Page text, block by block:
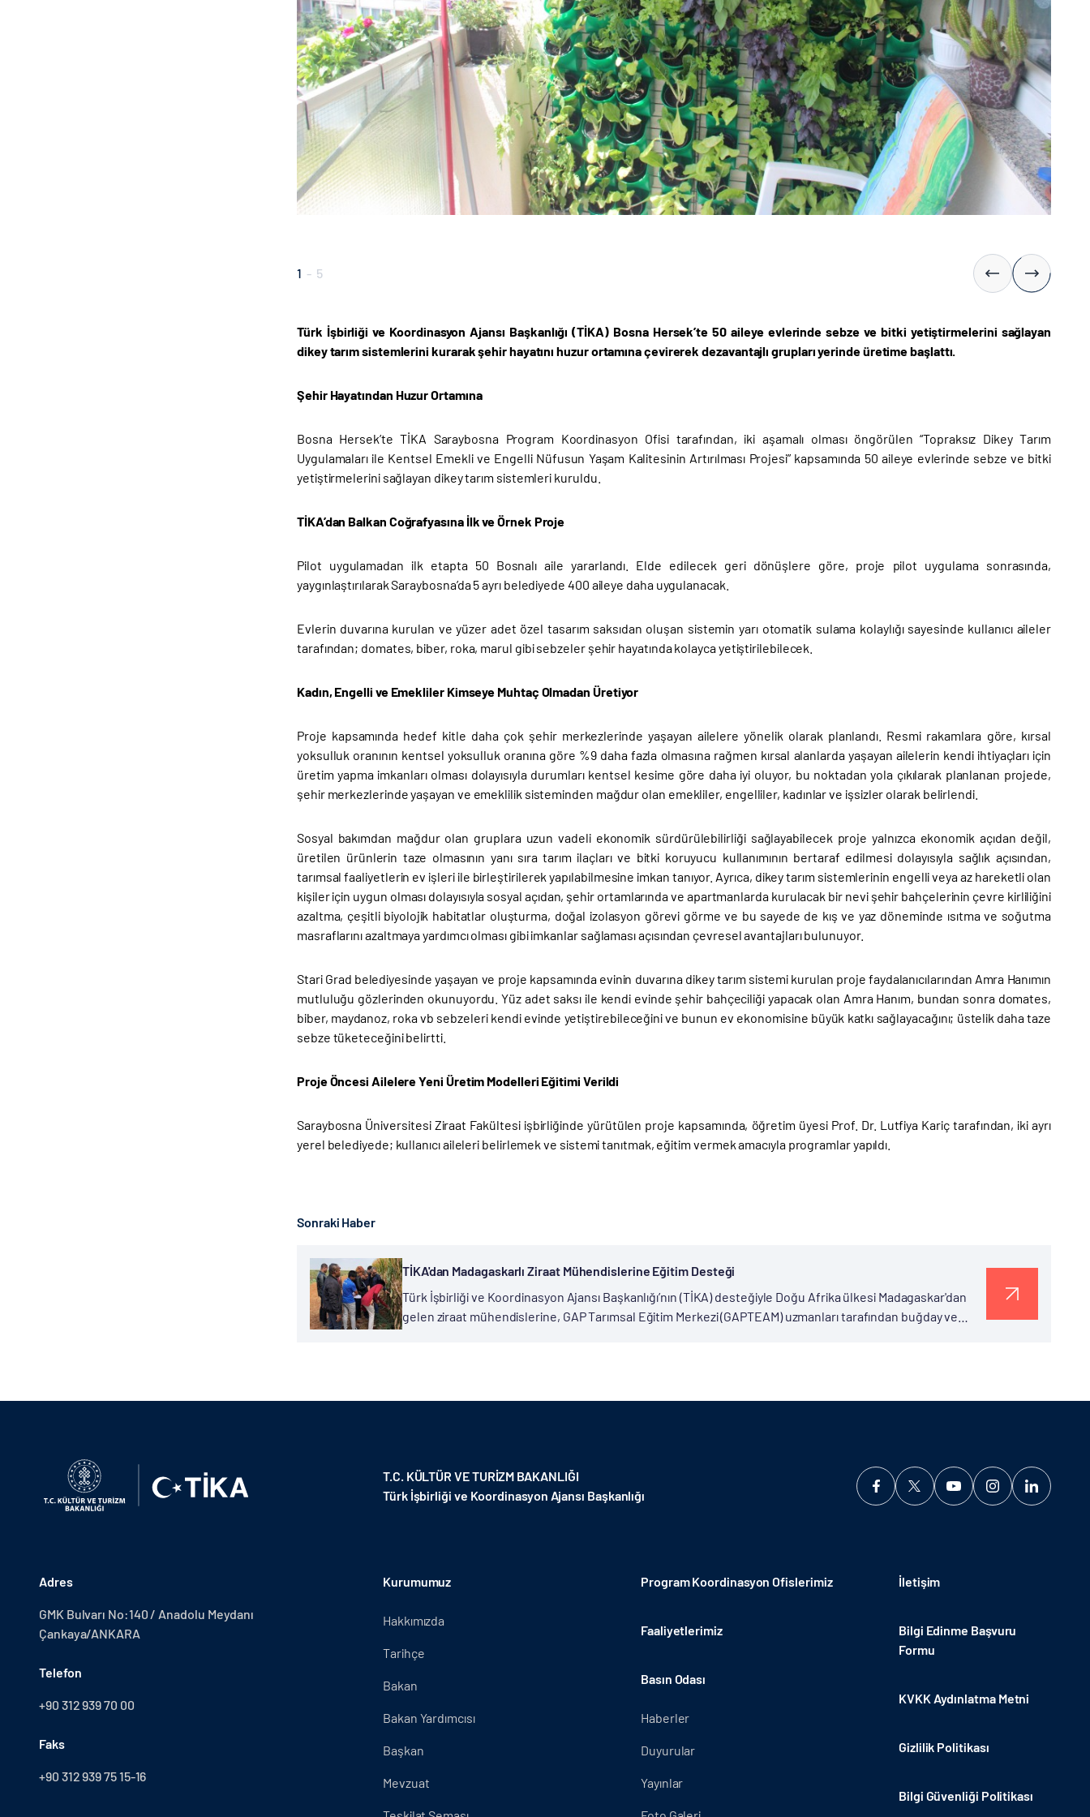
1 - 5
Türk İşbirliği ve Koordinasyon Ajansı Başkanlığı (TİKA) Bosna Hersek’te 50 aileye evlerinde sebze ve bitki yetiştirmelerini sağlayan
dikey tarım sistemlerini kurarak şehir hayatını huzur ortamına çevirerek dezavantajlı grupları yerinde üretime başlattı.
Şehir Hayatından Huzur Ortamına
Bosna Hersek’te TİKA Saraybosna Program Koordinasyon Ofisi tarafından, iki aşamalı olması öngörülen “Topraksız Dikey Tarım
Uygulamaları ile Kentsel Emekli ve Engelli Nüfusun Yaşam Kalitesinin Artırılması Projesi” kapsamında 50 aileye evlerinde sebze ve bitki
yetiştirmelerini sağlayan dikey tarım sistemleri kuruldu.
TİKA’dan Balkan Coğrafyasına İlk ve Örnek Proje
Pilot uygulamadan ilk etapta 50 Bosnalı aile yararlandı. Elde edilecek geri dönüşlere göre, proje pilot uygulama sonrasında,
yaygınlaştırılarak Saraybosna’da 5 ayrı belediyede 400 aileye daha uygulanacak.
Evlerin duvarına kurulan ve yüzer adet özel tasarım saksıdan oluşan sistemin yarı otomatik sulama kolaylığı sayesinde kullanıcı aileler
tarafından; domates, biber, roka, marul gibi sebzeler şehir hayatında kolayca yetiştirilebilecek.
Kadın, Engelli ve Emekliler Kimseye Muhtaç Olmadan Üretiyor
Proje kapsamında hedef kitle daha çok şehir merkezlerinde yaşayan ailelere yönelik olarak planlandı. Resmi rakamlara göre, kırsal
yoksulluk oranının kentsel yoksulluk oranına göre %9 daha fazla olmasına rağmen kırsal alanlarda yaşayan ailelerin kendi ihtiyaçları için
üretim yapma imkanları olması dolayısıyla durumları kentsel kesime göre daha iyi oluyor, bu noktadan yola çıkılarak planlanan projede,
şehir merkezlerinde yaşayan ve emeklilik sisteminden mağdur olan emekliler, engelliler, kadınlar ve işsizler olarak belirlendi.
Sosyal bakımdan mağdur olan gruplara uzun vadeli ekonomik sürdürülebilirliği sağlayabilecek proje yalnızca ekonomik açıdan değil,
üretilen ürünlerin taze olmasının yanı sıra tarım ilaçları ve bitki koruyucu kullanımının bertaraf edilmesi dolayısıyla sağlık açısından,
tarımsal faaliyetlerin ev işleri ile birleştirilerek yapılabilmesine imkan tanıyor. Ayrıca, dikey tarım sistemlerinin engelli veya az hareketli olan
kişiler için uygun olması dolayısıyla sosyal açıdan, şehir ortamlarında ve apartmanlarda kurulacak bir nevi şehir bahçelerinin çevre kirliliğini
azaltma, çeşitli biyolojik habitatlar oluşturma, doğal izolasyon görevi görme ve bu sayede de kış ve yaz döneminde ısıtma ve soğutma
masraflarını azaltmaya yardımcı olması gibi imkanlar sağlaması açısından çevresel avantajları bulunuyor.
Stari Grad belediyesinde yaşayan ve proje kapsamında evinin duvarına dikey tarım sistemi kurulan proje faydalanıcılarından Amra Hanımın
mutluluğu gözlerinden okunuyordu. Yüz adet saksı ile kendi evinde şehir bahçeciliği yapacak olan Amra Hanım, bundan sonra domates,
biber, maydanoz, roka vb sebzeleri kendi evinde yetiştirebileceğini ve bunun ev ekonomisine büyük katkı sağlayacağını; üstelik daha taze
sebze tüketeceğini belirtti.
Proje Öncesi Ailelere Yeni Üretim Modelleri Eğitimi Verildi
Saraybosna Üniversitesi Ziraat Fakültesi işbirliğinde yürütülen proje kapsamında, öğretim üyesi Prof. Dr. Lutfiya Kariç tarafından, iki ayrı
yerel belediyede; kullanıcı aileleri belirlemek ve sistemi tanıtmak, eğitim vermek amacıyla programlar yapıldı.
Sonraki Haber
TİKA'dan Madagaskarlı Ziraat Mühendislerine Eğitim Desteği
Türk İşbirliği ve Koordinasyon Ajansı Başkanlığı’nın (TİKA) desteğiyle Doğu Afrika ülkesi Madagaskar'dan
gelen ziraat mühendislerine, GAP Tarımsal Eğitim Merkezi (GAPTEAM) uzmanları tarafından buğday ve
T.C. KÜLTÜR VE TURİZM BAKANLIĞI
Türk İşbirliği ve Koordinasyon Ajansı Başkanlığı
Adres
GMK Bulvarı No:140 / Anadolu Meydanı
Çankaya/ANKARA
Telefon
+90 312 939 70 00
Faks
+90 312 939 75 15-16
Kurumumuz
Hakkımızda
Tarihçe
Bakan
Bakan Yardımcısı
Başkan
Mevzuat
Program Koordinasyon Ofislerimiz
Faaliyetlerimiz
Basın Odası
Haberler
Duyurular
Yayınlar
İletişim
Bilgi Edinme Başvuru
Formu
KVKK Aydınlatma Metni
Gizlilik Politikası
Bilgi Güvenliği Politikası